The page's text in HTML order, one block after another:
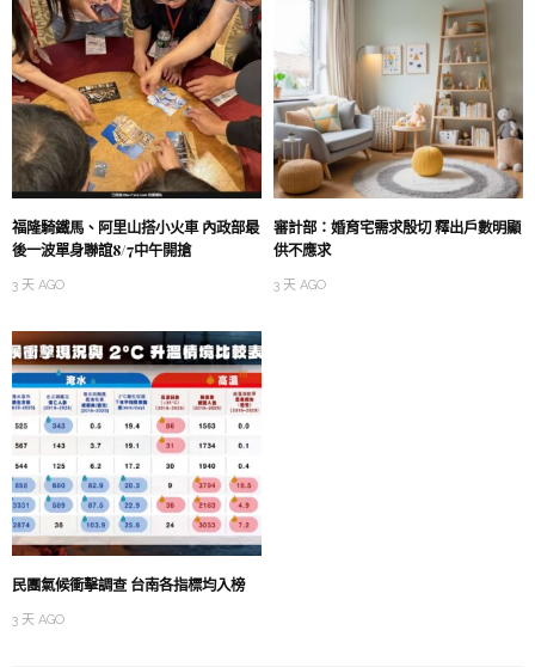
福隆騎鐵馬、阿里山搭小火車 內政部最
後一波單身聯誼8/7中午開搶
3 天 AGO
審計部：婚育宅需求殷切 釋出戶數明顯
供不應求
3 天 AGO
民團氣候衝擊調查 台南各指標均入榜
3 天 AGO